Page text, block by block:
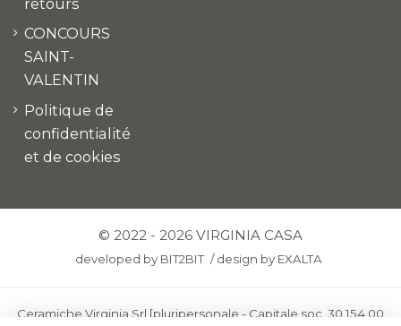
CONCOURS
SAINT-
VALENTIN
Politique de
confidentialité
et de cookies
© 2022 - 2026 VIRGINIA CASA
developed by BIT2BIT /design by EXALTA
Ceramiche Virginia Srl [pluripersonale - Capitale soc. 30.154,00